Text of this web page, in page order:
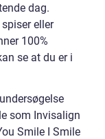
dag.
eller
100%
se at du er i
som Invisalign
Smile I Smile